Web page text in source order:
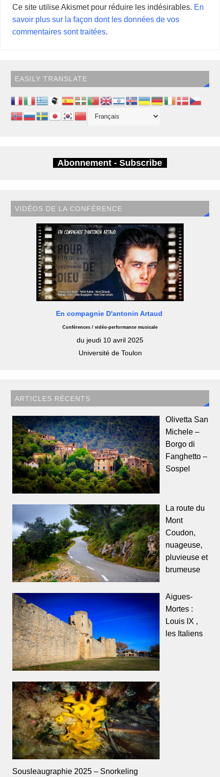
Ce site utilise Akismet pour réduire les indésirables. En
savoir plus sur la façon dont les données de vos
commentaires sont traitées.
EASILY TRANSLATE
Abonnement - Subscribe
VIDÉOS DE LA CONFÉRENCE
En compagnie D'antonin Artaud
Conférences / vidéo-performance musicale
du jeudi 10 avril 2025
Université de Toulon
ARTICLES RÉCENTS
Olivetta San
Michele –
Borgo di
Fanghetto –
Sospel
La route du
Mont
Coudon,
nuageuse,
pluvieuse et
brumeuse
Aigues-
Mortes :
Louis IX ,
les Italiens
Sousleaugraphie 2025 – Snorkeling